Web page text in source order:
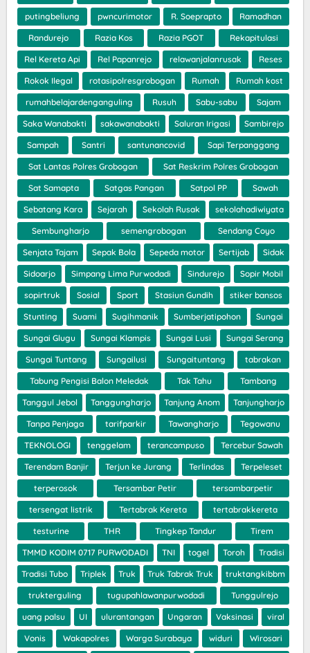
putingbeliung pwncurimotor R. Soeprapto Ramadhan
Randurejo Razia Kos Razia PGOT Rekapitulasi
Rel Kereta Api Rel Papanrejo relawanjalanrusak Reses
Rokok Ilegal rotasipolresgrobogan Rumah Rumah kost
rumahbelajardenganguling Rusuh Sabu-sabu Sajam
Saka Wanabakti sakawanabakti Saluran Irigasi Sambirejo
Sampah Santri santunancovid Sapi Terpanggang
Sat Lantas Polres Grobogan Sat Reskrim Polres Grobogan
Sat Samapta Satgas Pangan Satpol PP Sawah
Sebatang Kara Sejarah Sekolah Rusak sekolahadiwiyata
Sembungharjo semengrobogan Sendang Coyo
Senjata Tajam Sepak Bola Sepeda motor Sertijab Sidak
Sidoarjo Simpang Lima Purwodadi Sindurejo Sopir Mobil
sopirtruk Sosial Sport Stasiun Gundih stiker bansos
Stunting Suami Sugihmanik Sumberjatipohon Sungai
Sungai Glugu Sungai Klampis Sungai Lusi Sungai Serang
Sungai Tuntang Sungailusi Sungaituntang tabrakan
Tabung Pengisi Balon Meledak Tak Tahu Tambang
Tanggul Jebol Tanggungharjo Tanjung Anom Tanjungharjo
Tanpa Penjaga tarifparkir Tawangharjo Tegowanu
TEKNOLOGI tenggelam terancampuso Tercebur Sawah
Terendam Banjir Terjun ke Jurang Terlindas Terpeleset
terperosok Tersambar Petir tersambarpetir
tersengat listrik Tertabrak Kereta tertabrakkereta
testurine THR Tingkep Tandur Tirem
TMMD KODIM 0717 PURWODADI TNI togel Toroh Tradisi
Tradisi Tubo Triplek Truk Truk Tabrak Truk truktangkibbm
trukterguling tugupahlawanpurwodadi Tunggulrejo
uang palsu UI ulurantangan Ungaran Vaksinasi viral
Vonis Wakapolres Warga Surabaya widuri Wirosari